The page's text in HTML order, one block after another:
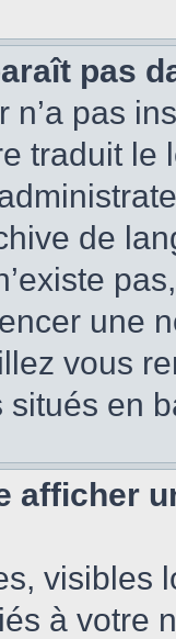
pas
n’a pas
traduit
de
une
vous
en
afficher
à votre